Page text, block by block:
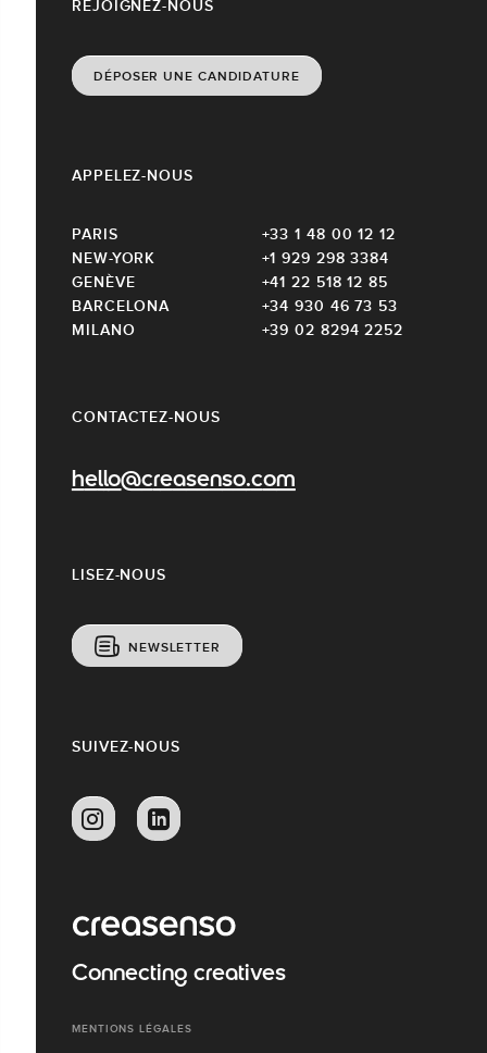
CONTACTEZ-NOUS
hello@creasenso.com
REJOIGNEZ-NOUS
DÉPOSER UNE CANDIDATURE
LISEZ-NOUS
NEWSLETTER
APPELEZ-NOUS
PARIS
+33 1 48 00 12 12
NEW-YORK
+1 929 298 3384
GENÈVE
+41 22 518 12 85
BARCELONA
+34 930 46 73 53
MILANO
+39 02 8294 2252
SUIVEZ-NOUS
Connecting creatives
MENTIONS LÉGALES